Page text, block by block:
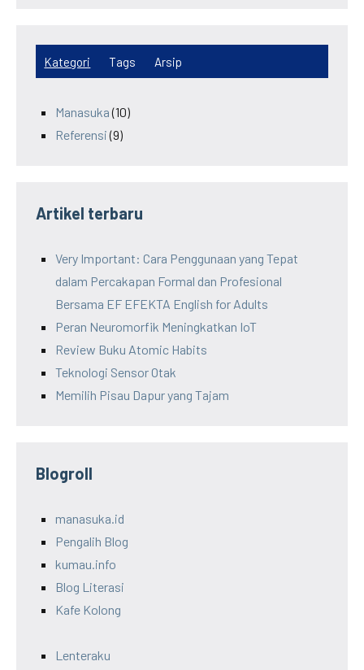
Kategori Tags Arsip
Manasuka (10)
Referensi (9)
Artikel terbaru
Very Important: Cara Penggunaan yang Tepat
dalam Percakapan Formal dan Profesional
Bersama EF EFEKTA English for Adults
Peran Neuromorfik Meningkatkan IoT
Review Buku Atomic Habits
Teknologi Sensor Otak
Memilih Pisau Dapur yang Tajam
Blogroll
manasuka.id
Pengalih Blog
kumau.info
Blog Literasi
Kafe Kolong
Lenteraku